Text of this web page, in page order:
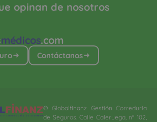
médicos.com
Contáctanos
opinan de nosotros
© Globalfinanz Gestión Correduría
de Seguros. Calle Caleruega, nº 102,